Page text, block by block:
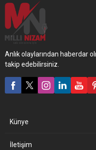
Anlık olaylarından haberdar
takip edebilirsiniz.
Künye
İletişim